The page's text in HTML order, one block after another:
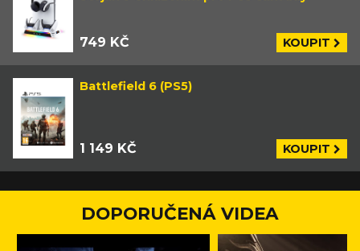
749 KČ KOUPIT
Battlefield 6 (PS5)
1 149 KČ KOUPIT
DOPORUČENÁ VIDEA